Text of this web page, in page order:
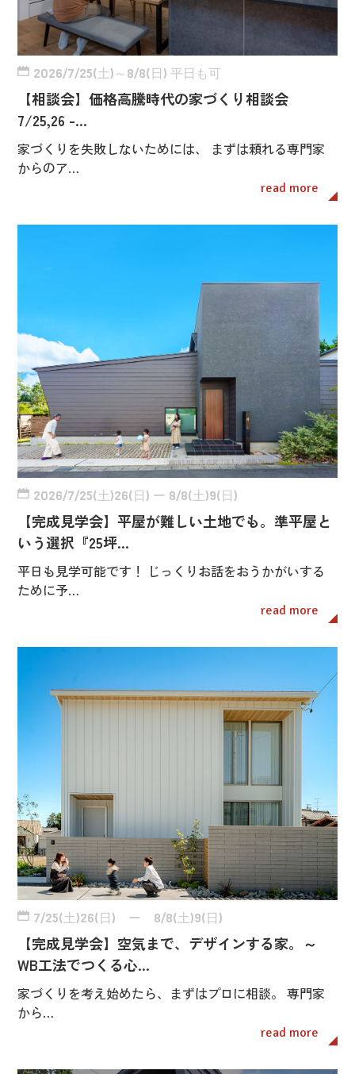
2026/7/25(土)～8/8(日) 平日も可
【相談会】価格高騰時代の家づくり相談会
7/25,26 -…
家づくりを失敗しないためには、 まずは頼れる専門家
からのア…
read more
2026/7/25(土)26(日) ー 8/8(土)9(日)
【完成見学会】平屋が難しい土地でも。準平屋と
いう選択『25坪…
平日も見学可能です！ じっくりお話をおうかがいする
ために予…
read more
7/25(土)26(日) ー 8/8(土)9(日)
【完成見学会】空気まで、デザインする家。～
WB工法でつくる心…
家づくりを考え始めたら、まずはプロに相談。 専門家
から…
read more